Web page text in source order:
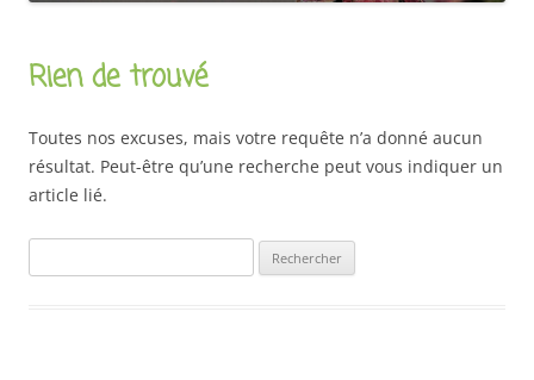
Rien de trouvé
Toutes nos excuses, mais votre requête n’a donné aucun
résultat. Peut-être qu’une recherche peut vous indiquer un
article lié.